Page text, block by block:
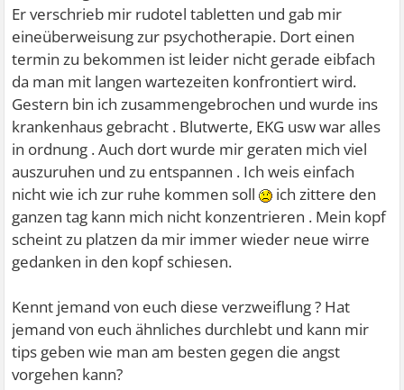
Er verschrieb mir rudotel tabletten und gab mir
eineüberweisung zur psychotherapie. Dort einen
termin zu bekommen ist leider nicht gerade eibfach
da man mit langen wartezeiten konfrontiert wird.
Gestern bin ich zusammengebrochen und wurde ins
krankenhaus gebracht . Blutwerte, EKG usw war alles
in ordnung . Auch dort wurde mir geraten mich viel
auszuruhen und zu entspannen . Ich weis einfach
nicht wie ich zur ruhe kommen soll
ich zittere den
ganzen tag kann mich nicht konzentrieren . Mein kopf
scheint zu platzen da mir immer wieder neue wirre
gedanken in den kopf schiesen.
Kennt jemand von euch diese verzweiflung ? Hat
jemand von euch ähnliches durchlebt und kann mir
tips geben wie man am besten gegen die angst
vorgehen kann?